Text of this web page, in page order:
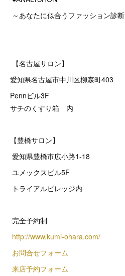
～あなたに似合うファッション診断
【名古屋サロン】
愛知県名古屋市中川区柳森町403
Pennビル3F
サチのくすり箱 内
【豊橋サロン】
愛知県豊橋市広小路1-18
ユメックスビル5F
トライアルビレッジ内
完全予約制
http://www.kumi-ohara.com/
お問合せフォーム
来店予約フォーム